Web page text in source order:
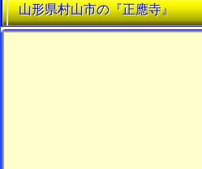
山形県村山市の『正應寺』